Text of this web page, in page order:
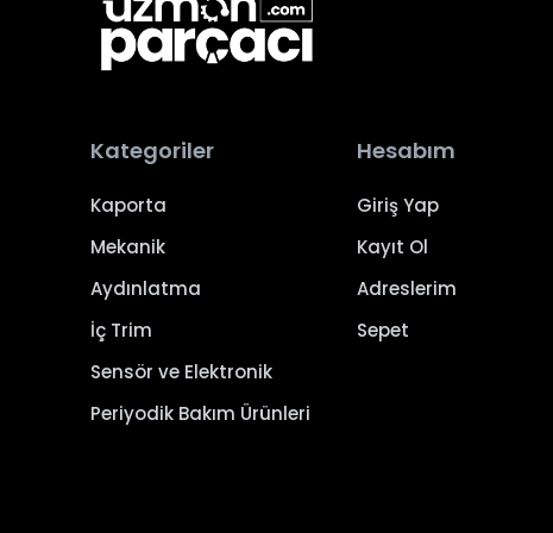
Kategoriler
Kaporta
Mekanik
Aydınlatma
İç Trim
Sensör ve Elektronik
Periyodik Bakım Ürünleri
Hesabım
Giriş Yap
Kayıt Ol
Adreslerim
Sepet